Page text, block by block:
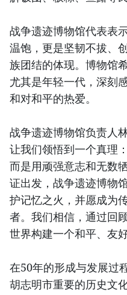
战争遗迹博物馆代表表
温饱，更是坚韧不拔、
族团结的体现。博物馆
尤其是年轻一代，深刻
和对和平的热爱。
战争遗迹博物馆负责人
让我们领悟到一个真理
而是用顽强意志和无数
证出发，战争遗迹博物
护记忆之火，并愿成为
者。我们相信，通过回
世界构建一个和平、友
在50年的形成与发展过
胡志明市重要的历史文